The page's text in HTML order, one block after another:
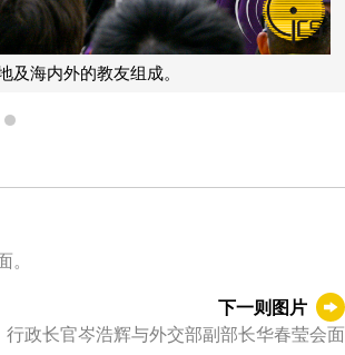
及海内外的教友组成。
10
。
下一则图片
行政长官岑浩辉与外交部副部长华春莹会面